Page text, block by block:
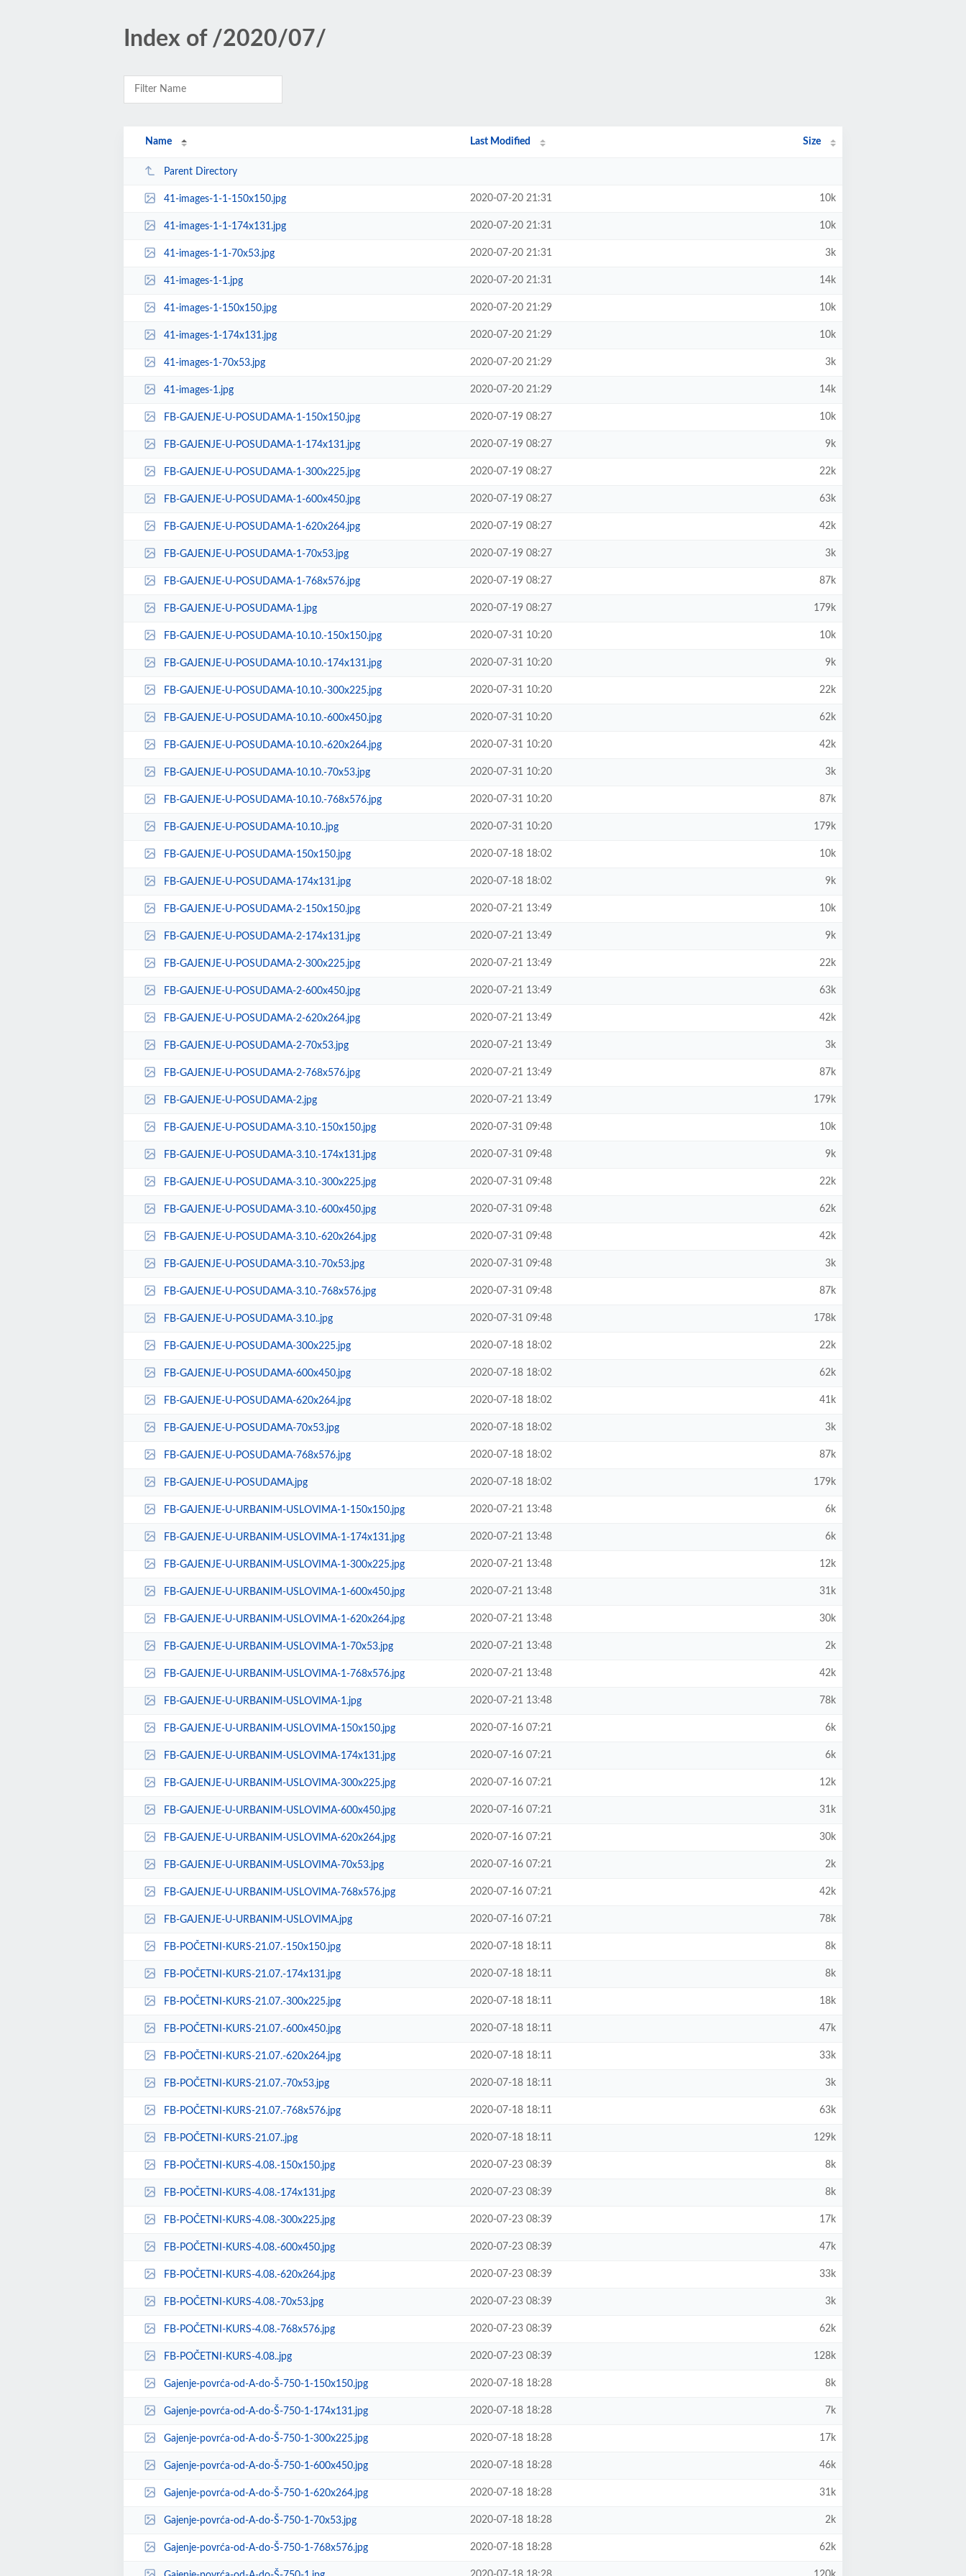
Index of /2020/07/
Name Last Modified Size
Parent Directory
41-images-1-1-150x150.jpg 2020-07-20 21:31 10k
41-images-1-1-174x131.jpg 2020-07-20 21:31 10k
41-images-1-1-70x53.jpg 2020-07-20 21:31 3k
41-images-1-1.jpg 2020-07-20 21:31 14k
41-images-1-150x150.jpg 2020-07-20 21:29 10k
41-images-1-174x131.jpg 2020-07-20 21:29 10k
41-images-1-70x53.jpg 2020-07-20 21:29 3k
41-images-1.jpg 2020-07-20 21:29 14k
FB-GAJENJE-U-POSUDAMA-1-150x150.jpg 2020-07-19 08:27 10k
FB-GAJENJE-U-POSUDAMA-1-174x131.jpg 2020-07-19 08:27 9k
FB-GAJENJE-U-POSUDAMA-1-300x225.jpg 2020-07-19 08:27 22k
FB-GAJENJE-U-POSUDAMA-1-600x450.jpg 2020-07-19 08:27 63k
FB-GAJENJE-U-POSUDAMA-1-620x264.jpg 2020-07-19 08:27 42k
FB-GAJENJE-U-POSUDAMA-1-70x53.jpg 2020-07-19 08:27 3k
FB-GAJENJE-U-POSUDAMA-1-768x576.jpg 2020-07-19 08:27 87k
FB-GAJENJE-U-POSUDAMA-1.jpg 2020-07-19 08:27 179k
FB-GAJENJE-U-POSUDAMA-10.10.-150x150.jpg 2020-07-31 10:20 10k
FB-GAJENJE-U-POSUDAMA-10.10.-174x131.jpg 2020-07-31 10:20 9k
FB-GAJENJE-U-POSUDAMA-10.10.-300x225.jpg 2020-07-31 10:20 22k
FB-GAJENJE-U-POSUDAMA-10.10.-600x450.jpg 2020-07-31 10:20 62k
FB-GAJENJE-U-POSUDAMA-10.10.-620x264.jpg 2020-07-31 10:20 42k
FB-GAJENJE-U-POSUDAMA-10.10.-70x53.jpg 2020-07-31 10:20 3k
FB-GAJENJE-U-POSUDAMA-10.10.-768x576.jpg 2020-07-31 10:20 87k
FB-GAJENJE-U-POSUDAMA-10.10..jpg 2020-07-31 10:20 179k
FB-GAJENJE-U-POSUDAMA-150x150.jpg 2020-07-18 18:02 10k
FB-GAJENJE-U-POSUDAMA-174x131.jpg 2020-07-18 18:02 9k
FB-GAJENJE-U-POSUDAMA-2-150x150.jpg 2020-07-21 13:49 10k
FB-GAJENJE-U-POSUDAMA-2-174x131.jpg 2020-07-21 13:49 9k
FB-GAJENJE-U-POSUDAMA-2-300x225.jpg 2020-07-21 13:49 22k
FB-GAJENJE-U-POSUDAMA-2-600x450.jpg 2020-07-21 13:49 63k
FB-GAJENJE-U-POSUDAMA-2-620x264.jpg 2020-07-21 13:49 42k
FB-GAJENJE-U-POSUDAMA-2-70x53.jpg 2020-07-21 13:49 3k
FB-GAJENJE-U-POSUDAMA-2-768x576.jpg 2020-07-21 13:49 87k
FB-GAJENJE-U-POSUDAMA-2.jpg 2020-07-21 13:49 179k
FB-GAJENJE-U-POSUDAMA-3.10.-150x150.jpg 2020-07-31 09:48 10k
FB-GAJENJE-U-POSUDAMA-3.10.-174x131.jpg 2020-07-31 09:48 9k
FB-GAJENJE-U-POSUDAMA-3.10.-300x225.jpg 2020-07-31 09:48 22k
FB-GAJENJE-U-POSUDAMA-3.10.-600x450.jpg 2020-07-31 09:48 62k
FB-GAJENJE-U-POSUDAMA-3.10.-620x264.jpg 2020-07-31 09:48 42k
FB-GAJENJE-U-POSUDAMA-3.10.-70x53.jpg 2020-07-31 09:48 3k
FB-GAJENJE-U-POSUDAMA-3.10.-768x576.jpg 2020-07-31 09:48 87k
FB-GAJENJE-U-POSUDAMA-3.10..jpg 2020-07-31 09:48 178k
FB-GAJENJE-U-POSUDAMA-300x225.jpg 2020-07-18 18:02 22k
FB-GAJENJE-U-POSUDAMA-600x450.jpg 2020-07-18 18:02 62k
FB-GAJENJE-U-POSUDAMA-620x264.jpg 2020-07-18 18:02 41k
FB-GAJENJE-U-POSUDAMA-70x53.jpg 2020-07-18 18:02 3k
FB-GAJENJE-U-POSUDAMA-768x576.jpg 2020-07-18 18:02 87k
FB-GAJENJE-U-POSUDAMA.jpg 2020-07-18 18:02 179k
FB-GAJENJE-U-URBANIM-USLOVIMA-1-150x150.jpg 2020-07-21 13:48 6k
FB-GAJENJE-U-URBANIM-USLOVIMA-1-174x131.jpg 2020-07-21 13:48 6k
FB-GAJENJE-U-URBANIM-USLOVIMA-1-300x225.jpg 2020-07-21 13:48 12k
FB-GAJENJE-U-URBANIM-USLOVIMA-1-600x450.jpg 2020-07-21 13:48 31k
FB-GAJENJE-U-URBANIM-USLOVIMA-1-620x264.jpg 2020-07-21 13:48 30k
FB-GAJENJE-U-URBANIM-USLOVIMA-1-70x53.jpg 2020-07-21 13:48 2k
FB-GAJENJE-U-URBANIM-USLOVIMA-1-768x576.jpg 2020-07-21 13:48 42k
FB-GAJENJE-U-URBANIM-USLOVIMA-1.jpg 2020-07-21 13:48 78k
FB-GAJENJE-U-URBANIM-USLOVIMA-150x150.jpg 2020-07-16 07:21 6k
FB-GAJENJE-U-URBANIM-USLOVIMA-174x131.jpg 2020-07-16 07:21 6k
FB-GAJENJE-U-URBANIM-USLOVIMA-300x225.jpg 2020-07-16 07:21 12k
FB-GAJENJE-U-URBANIM-USLOVIMA-600x450.jpg 2020-07-16 07:21 31k
FB-GAJENJE-U-URBANIM-USLOVIMA-620x264.jpg 2020-07-16 07:21 30k
FB-GAJENJE-U-URBANIM-USLOVIMA-70x53.jpg 2020-07-16 07:21 2k
FB-GAJENJE-U-URBANIM-USLOVIMA-768x576.jpg 2020-07-16 07:21 42k
FB-GAJENJE-U-URBANIM-USLOVIMA.jpg 2020-07-16 07:21 78k
FB-POČETNI-KURS-21.07.-150x150.jpg 2020-07-18 18:11 8k
FB-POČETNI-KURS-21.07.-174x131.jpg 2020-07-18 18:11 8k
FB-POČETNI-KURS-21.07.-300x225.jpg 2020-07-18 18:11 18k
FB-POČETNI-KURS-21.07.-600x450.jpg 2020-07-18 18:11 47k
FB-POČETNI-KURS-21.07.-620x264.jpg 2020-07-18 18:11 33k
FB-POČETNI-KURS-21.07.-70x53.jpg 2020-07-18 18:11 3k
FB-POČETNI-KURS-21.07.-768x576.jpg 2020-07-18 18:11 63k
FB-POČETNI-KURS-21.07..jpg 2020-07-18 18:11 129k
FB-POČETNI-KURS-4.08.-150x150.jpg 2020-07-23 08:39 8k
FB-POČETNI-KURS-4.08.-174x131.jpg 2020-07-23 08:39 8k
FB-POČETNI-KURS-4.08.-300x225.jpg 2020-07-23 08:39 17k
FB-POČETNI-KURS-4.08.-600x450.jpg 2020-07-23 08:39 47k
FB-POČETNI-KURS-4.08.-620x264.jpg 2020-07-23 08:39 33k
FB-POČETNI-KURS-4.08.-70x53.jpg 2020-07-23 08:39 3k
FB-POČETNI-KURS-4.08.-768x576.jpg 2020-07-23 08:39 62k
FB-POČETNI-KURS-4.08..jpg 2020-07-23 08:39 128k
Gajenje-povrća-od-A-do-Š-750-1-150x150.jpg 2020-07-18 18:28 8k
Gajenje-povrća-od-A-do-Š-750-1-174x131.jpg 2020-07-18 18:28 7k
Gajenje-povrća-od-A-do-Š-750-1-300x225.jpg 2020-07-18 18:28 17k
Gajenje-povrća-od-A-do-Š-750-1-600x450.jpg 2020-07-18 18:28 46k
Gajenje-povrća-od-A-do-Š-750-1-620x264.jpg 2020-07-18 18:28 31k
Gajenje-povrća-od-A-do-Š-750-1-70x53.jpg 2020-07-18 18:28 2k
Gajenje-povrća-od-A-do-Š-750-1-768x576.jpg 2020-07-18 18:28 62k